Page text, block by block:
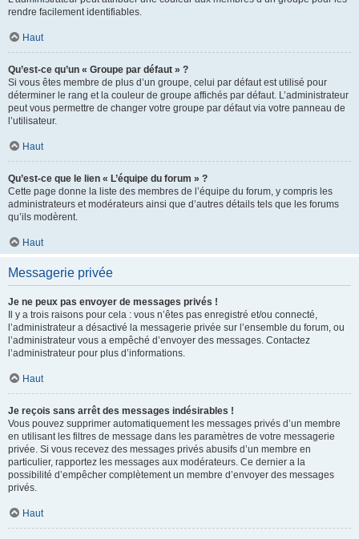
rendre facilement identifiables.
Haut
Qu’est-ce qu’un « Groupe par défaut » ?
Si vous êtes membre de plus d’un groupe, celui par défaut est utilisé pour
déterminer le rang et la couleur de groupe affichés par défaut. L’administrateur
peut vous permettre de changer votre groupe par défaut via votre panneau de
l’utilisateur.
Haut
Qu’est-ce que le lien « L’équipe du forum » ?
Cette page donne la liste des membres de l’équipe du forum, y compris les
administrateurs et modérateurs ainsi que d’autres détails tels que les forums
qu’ils modèrent.
Haut
Messagerie privée
Je ne peux pas envoyer de messages privés !
Il y a trois raisons pour cela : vous n’êtes pas enregistré et/ou connecté,
l’administrateur a désactivé la messagerie privée sur l’ensemble du forum, ou
l’administrateur vous a empêché d’envoyer des messages. Contactez
l’administrateur pour plus d’informations.
Haut
Je reçois sans arrêt des messages indésirables !
Vous pouvez supprimer automatiquement les messages privés d’un membre
en utilisant les filtres de message dans les paramètres de votre messagerie
privée. Si vous recevez des messages privés abusifs d’un membre en
particulier, rapportez les messages aux modérateurs. Ce dernier a la
possibilité d’empêcher complètement un membre d’envoyer des messages
privés.
Haut